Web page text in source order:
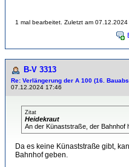
1 mal bearbeitet. Zuletzt am
B-V 3313
Re: Verlängerung der A 100 (16.
07.12.2024 17:46
Zitat
Heidekraut
An der Künaststraße, der Bahnhof
Da es keine Künaststraße gibt,
Bahnhof geben.